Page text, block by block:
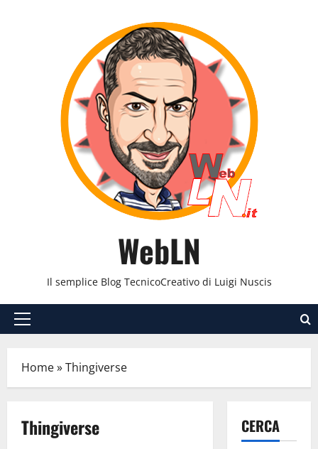
WebLN
Il semplice Blog TecnicoCreativo di Luigi Nuscis
Menu
Home»Thingiverse
Thingiverse CERCA